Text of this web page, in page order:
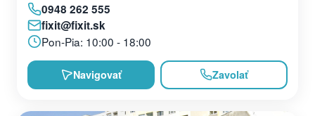
0948 262 555
fixit@fixit.sk
Pon-Pia: 10:00 - 18:00
Navigovať Zavolať